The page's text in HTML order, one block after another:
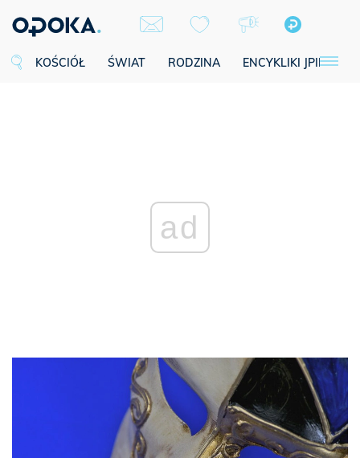
KOŚCIÓŁ ŚWIAT RODZINA ENCYKLIKI JPII
ad